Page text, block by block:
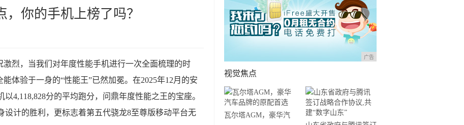
你的手机上榜了吗？
激烈，当我们对年度性能手机进行一次全面梳理的时
体验于一身的“性能王”已然加冕。在2025年12月的安
4,118,828分的平均跑分，问鼎年度性能之王的宝座。
设计的胜利，更标志着第五代骁龙8至尊版移动平台无
广告
视觉焦点
瓦尔塔AGM，豪华汽